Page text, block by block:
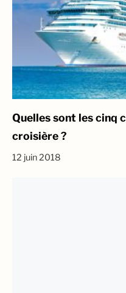
Quelles sont les cinq
croisière ?
12 juin 2018